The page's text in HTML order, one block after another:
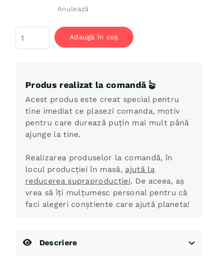
Anulează
Tricou
Adaugă în coș
Produs realizat la comandă
Acest produs este creat special pentru
tine imediat ce plasezi comanda, motiv
pentru care durează puțin mai mult până
ajunge la tine.
Realizarea produselor la comandă, în
locul producției în masă, ajută la
reducerea supraproducției. De aceea, aș
vrea să îți mulțumesc personal pentru că
faci alegeri conștiente care ajută planeta!
Descriere